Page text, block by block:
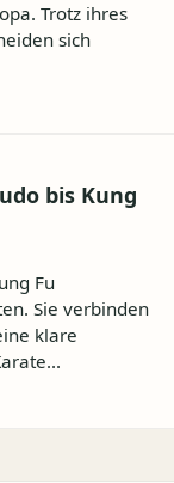
Trotz ihres
sich
bis Kung
Fu
Sie verbinden
klare
Beiträge